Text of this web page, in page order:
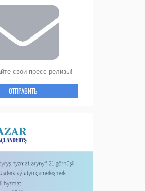
свои пресс-релизы!
ОТПРАВИТЬ